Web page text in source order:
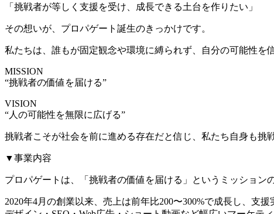
「挑戦者が等しく支援を受け、成長できる土台を作りたい」
その想いが、プロパゲート誕生のきっかけです。
私たちは、誰もが固定観念や環境に縛られず、自分の可能性を
MISSION
“挑戦者の価値を届ける”
VISION
“人の可能性を無限に広げる”
挑戦者こそが社会を前に進める存在だと信じ、私たち自身も挑
▼事業内容
プロパゲートは、「挑戦者の価値を届ける」というミッション
2020年4月の創業以来、売上は前年比200〜300%で成長し、支援